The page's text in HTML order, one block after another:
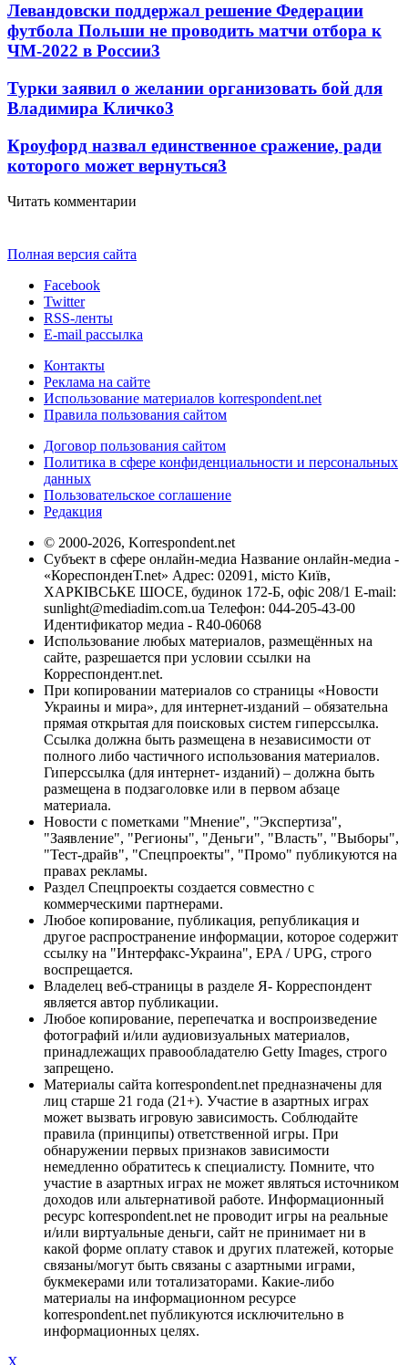
Левандовски поддержал решение Федерации
футбола Польши не проводить матчи отбора к
ЧМ-2022 в России3
Турки заявил о желании организовать бой для
Владимира Кличко3
Кроуфорд назвал единственное сражение, ради
которого может вернуться3
Читать комментарии
Полная версия сайта
Facebook
Twitter
RSS-ленты
E-mail рассылка
Контакты
Реклама на сайте
Использование материалов korrespondent.net
Правила пользования сайтом
Договор пользования сайтом
Политика в сфере конфиденциальности и персональных
данных
Пользовательское соглашение
Редакция
© 2000-2026, Korrespondent.net
Субъект в сфере онлайн-медиа Название онлайн-медиа -
«КореспонденТ.net» Адрес: 02091, місто Київ,
ХАРКІВСЬКЕ ШОСЕ, будинок 172-Б, офіс 208/1 E-mail:
sunlight@mediadim.com.ua Телефон: 044-205-43-00
Идентификатор медиа - R40-06068
Использование любых материалов, размещённых на
сайте, разрешается при условии ссылки на
Корреспондент.net.
При копировании материалов со страницы «Новости
Украины и мира», для интернет-изданий – обязательна
прямая открытая для поисковых систем гиперссылка.
Ссылка должна быть размещена в независимости от
полного либо частичного использования материалов.
Гиперссылка (для интернет- изданий) – должна быть
размещена в подзаголовке или в первом абзаце
материала.
Новости с пометками "Мнение", "Экспертиза",
"Заявление", "Регионы", "Деньги", "Власть", "Выборы",
"Тест-драйв", "Спецпроекты", "Промо" публикуются на
правах рекламы.
Раздел Спецпроекты создается совместно с
коммерческими партнерами.
Любое копирование, публикация, републикация и
другое распространение информации, которое содержит
ссылку на "Интерфакс-Украина", EPA / UPG, строго
воспрещается.
Владелец веб-страницы в разделе Я- Корреспондент
является автор публикации.
Любое копирование, перепечатка и воспроизведение
фотографий и/или аудиовизуальных материалов,
принадлежащих правообладателю Getty Images, строго
запрещено.
Материалы сайта korrespondent.net предназначены для
лиц старше 21 года (21+). Участие в азартных играх
может вызвать игровую зависимость. Соблюдайте
правила (принципы) ответственной игры. При
обнаружении первых признаков зависимости
немедленно обратитесь к специалисту. Помните, что
участие в азартных играх не может являться источником
доходов или альтернативой работе. Информационный
ресурс korrespondent.net не проводит игры на реальные
и/или виртуальные деньги, сайт не принимает ни в
какой форме оплату ставок и других платежей, которые
связаны/могут быть связаны с азартными играми,
букмекерами или тотализаторами. Какие-либо
материалы на информационном ресурсе
korrespondent.net публикуются исключительно в
информационных целях.
X